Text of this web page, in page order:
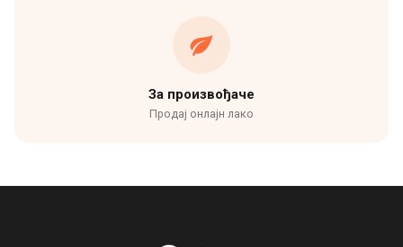
За произвођаче
Продај онлајн лако